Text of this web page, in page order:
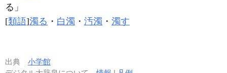
る」
[類語]濁る ・ 白濁 ・ 汚濁 ・ 濁す
出典 小学館